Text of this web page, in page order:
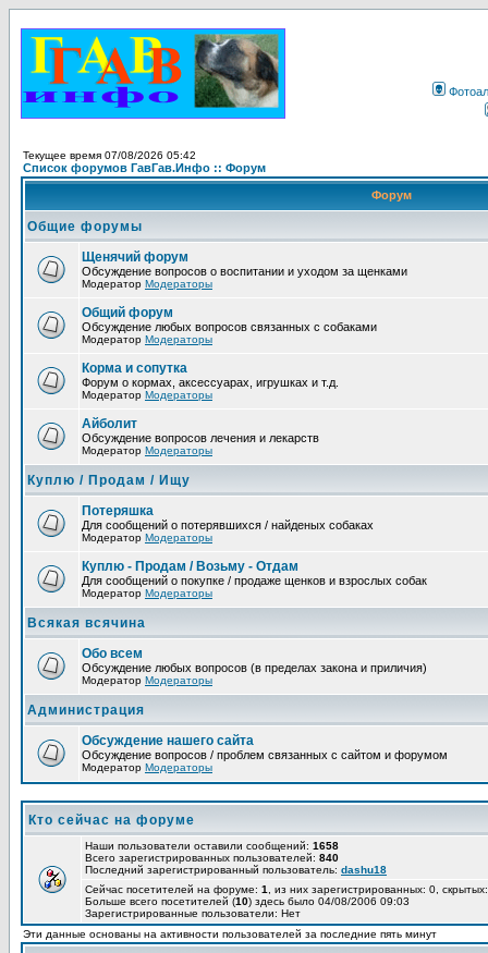
Текущее время 07/08/2026 05:42
Список форумов ГавГав.Инфо :: Форум
Форум
Общие форумы
Щенячий форум
Обсуждение вопросов о воспитании и уходом за щенками
Модератор Модераторы
Общий форум
Обсуждение любых вопросов связанных с собаками
Модератор Модераторы
Корма и сопутка
Форум о кормах, аксессуарах, игрушках и т.д.
Модератор Модераторы
Айболит
Обсуждение вопросов лечения и лекарств
Модератор Модераторы
Куплю / Продам / Ищу
Потеряшка
Для сообщений о потерявшихся / найденых собаках
Модератор Модераторы
Куплю - Продам / Возьму - Отдам
Для сообщений о покупке / продаже щенков и взрослых собак
Модератор Модераторы
Всякая всячина
Обо всем
Обсуждение любых вопросов (в пределах закона и приличия)
Модератор Модераторы
Администрация
Обсуждение нашего сайта
Обсуждение вопросов / проблем связанных с сайтом и форумом
Модератор Модераторы
Кто сейчас на форуме
Наши пользователи оставили сообщений: 1658
Всего зарегистрированных пользователей: 840
Последний зарегистрированный пользователь: dashu18
Сейчас посетителей на форуме: 1
, из них зарегистрированных: 0,
Больше всего посетителей (10) здесь было 04/08/2006 09:03
Зарегистрированные пользователи: Нет
Эти данные основаны на активности пользователей за последние пять минут